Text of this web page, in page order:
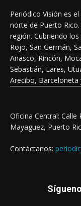
Periódico Visión es
norte de Puerto
región. Cubriendo
Rojo, San Germán,
Añasco, Rincón,
Sebastián, Lares,
Arecibo, Barceloneta
Oficina Central:
Mayaguez, Puerto
Contáctanos: